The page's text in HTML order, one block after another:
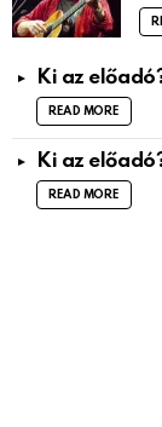
Ki az
READ MORE
Ki az
READ MORE